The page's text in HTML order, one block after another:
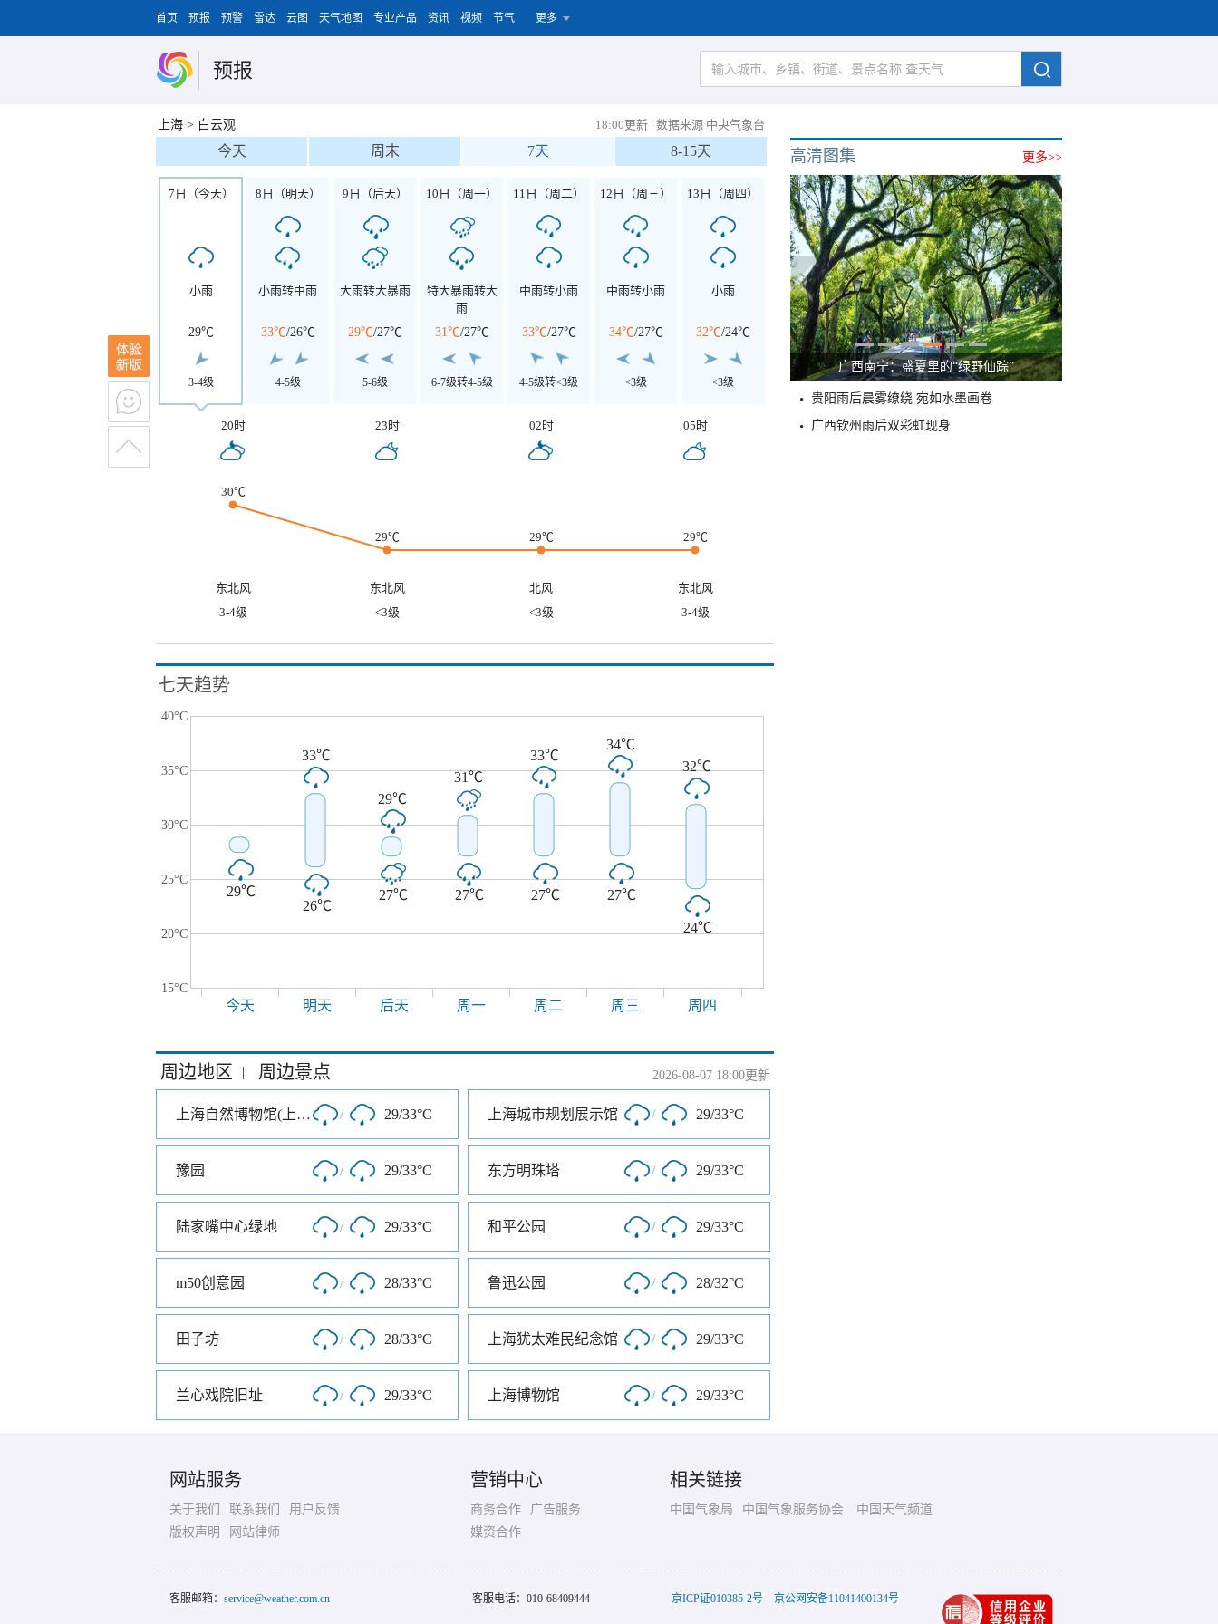
首页 预报 预警 雷达 云图 天气地图 专业产品 资讯 视频 节气 更多
预报
上海 > 白云观 18:00更新 | 数据来源 中央气象台
今天 周末 7天 8-15天
7日（今天）
小雨
29℃
3-4级
8日（明天）
小雨转中雨
33℃/26℃
4-5级
9日（后天）
大雨转大暴雨
29℃/27℃
5-6级
10日（周一）
特大暴雨转大
雨
31℃/27℃
6-7级转4-5级
11日（周二）
中雨转小雨
33℃/27℃
4-5级转<3级
12日（周三）
中雨转小雨
34℃/27℃
<3级
13日（周四）
小雨
32℃/24℃
<3级
20时 23时 02时 05时
30℃
29℃ 29℃ 29℃
东北风 东北风 北风
东北风
3-4级
<3级 <3级 3-4级
七天趋势
40°C
35°C
30°C
25°C
20°C
15°C
29℃
33℃
26℃
29℃
27℃
31℃
27℃
33℃
27℃
34℃
27℃
32℃
24℃
今天 明天 后天 周一 周二 周三 周四
周边地区 | 周边景点 2026-08-07 18:00更新
上海自然博物馆(上海科技馆分馆) / 29/33°C 上海城市规划展示馆 / 29/33°C
豫园 / 29/33°C 东方明珠塔 / 29/33°C
陆家嘴中心绿地 / 29/33°C 和平公园 / 29/33°C
m50创意园 / 28/33°C 鲁迅公园 / 28/32°C
田子坊 / 28/33°C 上海犹太难民纪念馆 / 29/33°C
兰心戏院旧址 / 29/33°C 上海博物馆 / 29/33°C
更多>>
高清图集
广西南宁：盛夏里的“绿野仙踪”
贵阳雨后晨雾缭绕 宛如水墨画卷
广西钦州雨后双彩虹现身
网站服务
关于我们 联系我们
用户反馈
版权声明
网站律师
营销中心
商务合作
广告服务
媒资合作
相关链接
中国气象局 中国气象服务协会 中国天气频道
客服邮箱： service@weather.com.cn 客服电话： 010-68409444 京ICP证010385-2号 京公网安备11041400134号